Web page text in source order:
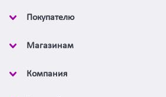
Покупателю
Магазинам
Компания